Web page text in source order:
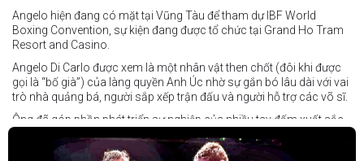
Angelo hiện đang có mặt tại Vũng Tàu để tham dự IBF World
Boxing Convention, sự kiện đang được tổ chức tại Grand Ho Tram
Resort and Casino.
Angelo Di Carlo được xem là một nhân vật then chốt (đôi khi được
gọi là “bố già”) của làng quyền Anh Úc nhờ sự gắn bó lâu dài với vai
trò nhà quảng bá, người sắp xếp trận đấu và người hỗ trợ các võ sĩ.
Ông đã góp phần phát triển sự nghiệp của nhiều tay đấm xuất sắc,